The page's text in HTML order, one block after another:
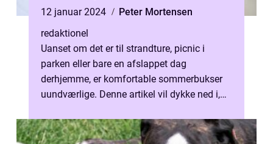
12 januar 2024
Peter Mortensen
redaktionel
Uanset om det er til strandture, picnic i
parken eller bare en afslappet dag
derhjemme, er komfortable sommerbukser
uundværlige. Denne artikel vil dykke ned i,